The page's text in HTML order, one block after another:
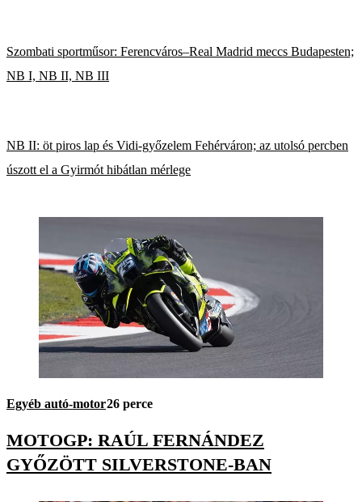
Szombati sportműsor: Ferencváros–Real Madrid meccs Budapesten;
NB I, NB II, NB III
NB II: öt piros lap és Vidi-győzelem Fehérváron; az utolsó percben
úszott el a Gyirmót hibátlan mérlege
Egyéb autó-motor26 perce
MOTOGP: RAÚL FERNÁNDEZ
GYŐZÖTT SILVERSTONE-BAN